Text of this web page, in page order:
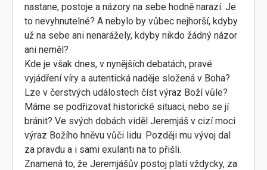
nastane, postoje a názory na sebe hodně narazí. Je
to nevyhnutelné? A nebylo by vůbec nejhorší, kdyby
už na sebe ani nenarážely, kdyby nikdo žádný názor
ani neměl?
Kde je však dnes, v nynějších debatách, pravé
vyjádření víry a autentická naděje složená v Boha?
Lze v čerstvých událostech číst výraz Boží vůle?
Máme se podřizovat historické situaci, nebo se jí
bránit? Ve svých dobách viděl Jeremjáš v cizí moci
výraz Božího hněvu vůči lidu. Později mu vývoj dal
za pravdu a i sami exulanti na to přišli.
Znamená to, že Jeremjášův postoj platí vždycky, za